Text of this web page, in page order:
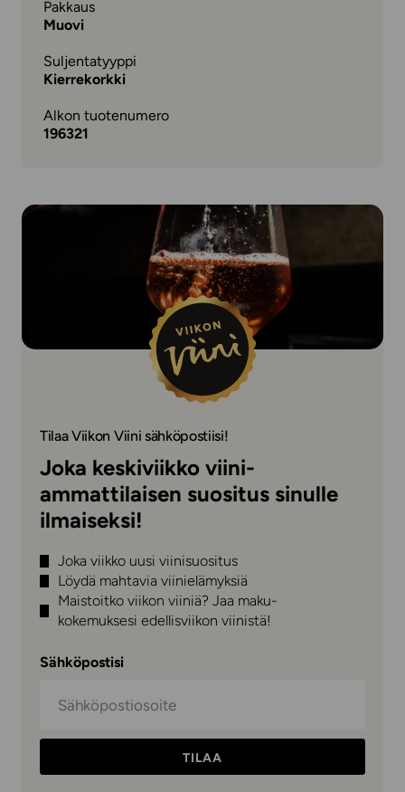
Pakkaus
Muovi
Suljentatyyppi
Kierrekorkki
Alkon tuotenumero
196321
Tilaa Viikon Viini sähköpostiisi!
Joka keskiviikko viini-
ammattilaisen suositus sinulle
ilmaiseksi!
Joka viikko uusi viinisuositus
Löydä mahtavia viinielämyksiä
Maistoitko viikon viiniä? Jaa maku-
kokemuksesi edellisviikon viinistä!
Sähköpostisi
TILAA